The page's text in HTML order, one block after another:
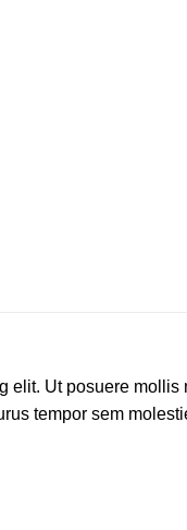
elit. Ut posuere
tempor sem